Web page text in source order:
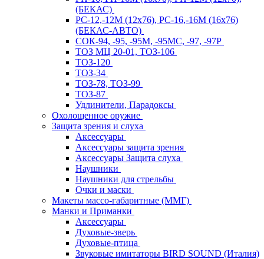
(БЕКАС)
РС-12,-12М (12х76), РС-16,-16М (16х76)
(БЕКАС-АВТО)
СОК-94, -95, -95М, -95МС, -97, -97Р
ТОЗ МЦ 20-01, ТОЗ-106
ТОЗ-120
ТОЗ-34
ТОЗ-78, ТОЗ-99
ТОЗ-87
Удлинители, Парадоксы
Охолощенное оружие
Защита зрения и слуха
Аксессуары
Аксессуары защита зрения
Аксессуары Защита слуха
Наушники
Наушники для стрельбы
Очки и маски
Макеты массо-габаритные (ММГ)
Манки и Приманки
Аксессуары
Духовые-зверь
Духовые-птица
Звуковые имитаторы BIRD SOUND (Италия)